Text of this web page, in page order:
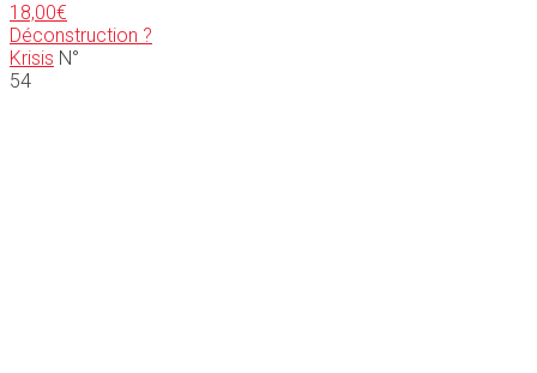
18,00€
Déconstruction ?
Krisis N°
54